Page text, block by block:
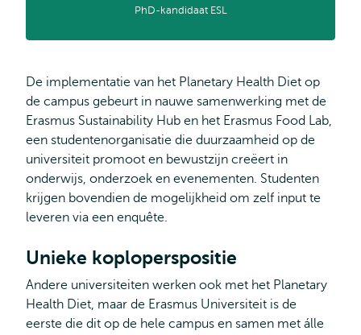
PhD-kandidaat ESL
De implementatie van het Planetary Health Diet op
de campus gebeurt in nauwe samenwerking met de
Erasmus Sustainability Hub en het Erasmus Food Lab,
een studentenorganisatie die duurzaamheid op de
universiteit promoot en bewustzijn creëert in
onderwijs, onderzoek en evenementen. Studenten
krijgen bovendien de mogelijkheid om zelf input te
leveren via een enquête.
Unieke koploperspositie
Andere universiteiten werken ook met het Planetary
Health Diet, maar de Erasmus Universiteit is de
eerste die dit op de hele campus en samen met álle